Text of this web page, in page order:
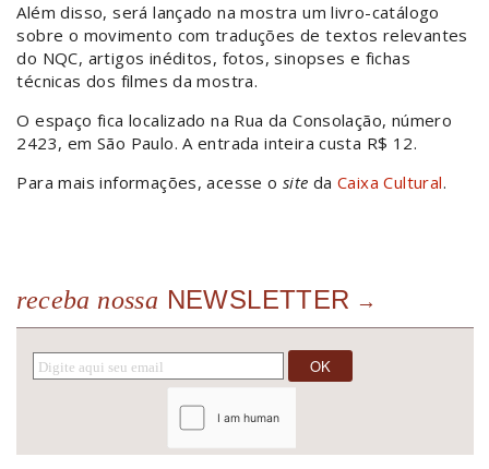
Além disso, será lançado na mostra um livro-catálogo
sobre o movimento com traduções de textos relevantes
do NQC, artigos inéditos, fotos, sinopses e fichas
técnicas dos filmes da mostra.
O espaço fica localizado na Rua da Consolação, número
2423, em São Paulo. A entrada inteira custa R$ 12.
Para mais informações, acesse o site daCaixa Cultural.
receba nossa NEWSLETTER